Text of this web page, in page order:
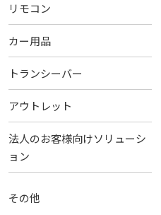
リモコン
カー用品
トランシーバー
アウトレット
法人のお客様向けソリューシ
ョン
その他